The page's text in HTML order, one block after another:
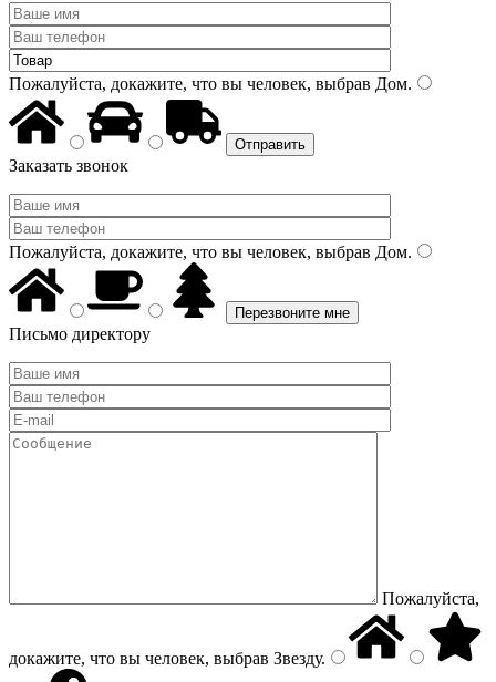
Пожалуйста, докажите, что вы человек, выбрав Дом.
Заказать звонок
Пожалуйста, докажите, что вы человек, выбрав Дом.
Письмо директору
Пожалуйста,
докажите, что вы человек, выбрав Звезду.